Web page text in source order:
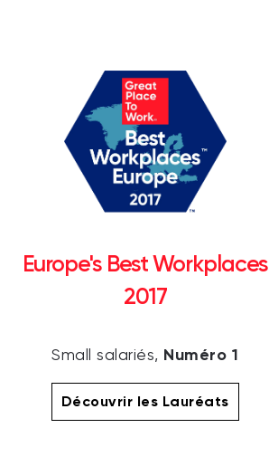
Europe's Best Workplaces
2017
Small salariés, Numéro 1
Découvrir les Lauréats